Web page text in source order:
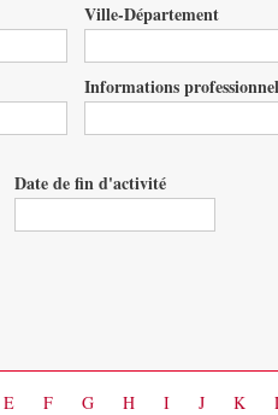
Ville-Département
Informations
Date de fin d'activité
E F G H I J K